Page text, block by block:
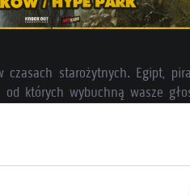
starożytnych. Egipt,
których wybuchną wasze
ale przerzucili się na
na ziemi oraz zerowy